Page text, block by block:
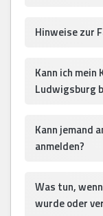
Hinweise zur
Kann ich mein
Ludwigsburg
Kann jemand
anmelden?
Was tun,
wurde oder